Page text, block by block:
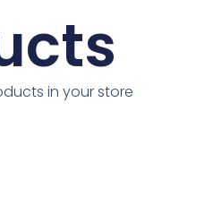
in your store.